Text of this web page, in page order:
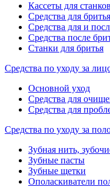
Кассеты для станков
Средства для бритья
Средства для и
Средства после
Станки для бритья
Средства по уходу за
Основной уход
Средства для
Средства для
Средства по уходу за
Зубная нить,
Зубные пасты
Зубные щетки
Ополаскиватели